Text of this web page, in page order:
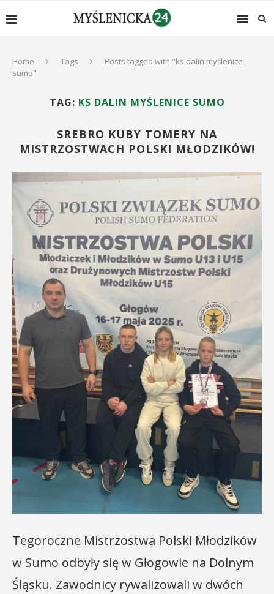
Home Tags
Posts tagged with "ks dalin myślenice
sumo"
TAG: KS DALIN MYŚLENICE SUMO
SREBRO KUBY TOMERY NA
MISTRZOSTWACH POLSKI MŁODZIKÓW!
Tegoroczne Mistrzostwa Polski Młodzików
w Sumo odbyły się w Głogowie na Dolnym
Śląsku. Zawodnicy rywalizowali w dwóch